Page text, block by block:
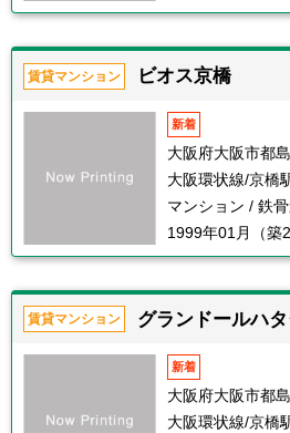
賃貸マンション ビオス京橋
新着
大阪府大阪市都
大阪環状線/京橋
マンション / 鉄
1999年01月（築
賃貸マンション グランドールハ
新着
大阪府大阪市都
大阪環状線/京橋